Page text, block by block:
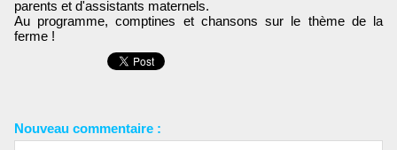
parents et d'assistants maternels.
Au programme, comptines et chansons sur le thème de la
ferme !
Nouveau commentaire :